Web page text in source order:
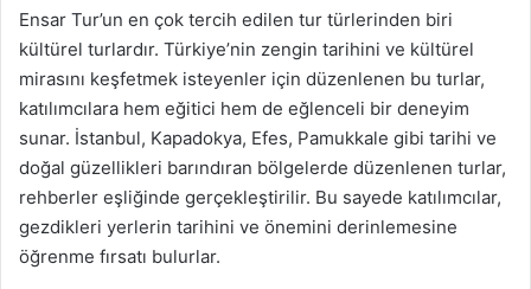
Ensar Tur’un en çok tercih edilen tur türlerinden biri
kültürel turlardır. Türkiye’nin zengin tarihini ve kültürel
mirasını keşfetmek isteyenler için düzenlenen bu turlar,
katılımcılara hem eğitici hem de eğlenceli bir deneyim
sunar. İstanbul, Kapadokya, Efes, Pamukkale gibi tarihi ve
doğal güzellikleri barındıran bölgelerde düzenlenen turlar,
rehberler eşliğinde gerçekleştirilir. Bu sayede katılımcılar,
gezdikleri yerlerin tarihini ve önemini derinlemesine
öğrenme fırsatı bulurlar.